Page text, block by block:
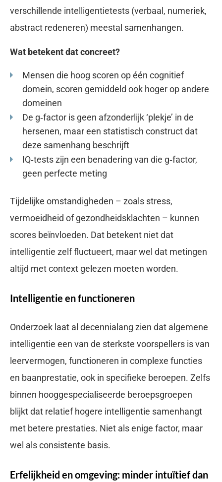
verschillende intelligentietests (verbaal, numeriek,
abstract redeneren) meestal samenhangen.
Wat betekent dat concreet?
Mensen die hoog scoren op één cognitief
domein, scoren gemiddeld ook hoger op andere
domeinen
De g‑factor is geen afzonderlijk ‘plekje’ in de
hersenen, maar een statistisch construct dat
deze samenhang beschrijft
IQ‑tests zijn een benadering van die g‑factor,
geen perfecte meting
Tijdelijke omstandigheden – zoals stress,
vermoeidheid of gezondheidsklachten – kunnen
scores beïnvloeden. Dat betekent niet dat
intelligentie zelf fluctueert, maar wel dat metingen
altijd met context gelezen moeten worden.
Intelligentie en functioneren
Onderzoek laat al decennialang zien dat algemene
intelligentie een van de sterkste voorspellers is van
leervermogen, functioneren in complexe functies
en baanprestatie, ook in specifieke beroepen. Zelfs
binnen hooggespecialiseerde beroepsgroepen
blijkt dat relatief hogere intelligentie samenhangt
met betere prestaties. Niet als enige factor, maar
wel als consistente basis.
Erfelijkheid en omgeving: minder intuïtief dan